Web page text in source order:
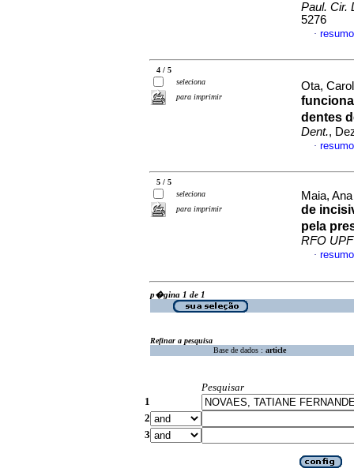
Paul. Cir.
5276
·
4 / 5
seleciona
para imprimir
Ota,
dentes
Dent.,
·
5 / 5
seleciona
para imprimir
Maia,
de
pela
RFO UPF
·
p�gina 1 de 1
Refinar a pesquisa
Base de dados : article
Pesquisar
1
2
3